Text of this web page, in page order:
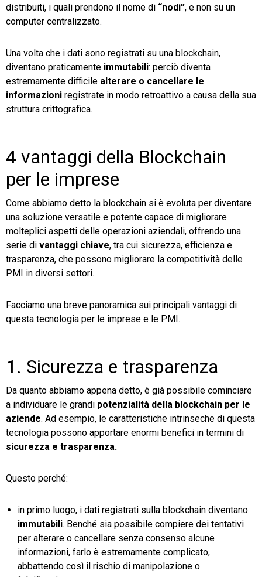
distribuiti, i quali prendono il nome di “nodi”, e non su un
computer centralizzato.
Una volta che i dati sono registrati su una blockchain,
diventano praticamente immutabili: perciò diventa
estremamente difficile alterare o cancellare le
informazioni registrate in modo retroattivo a causa della sua
struttura crittografica.
4 vantaggi della Blockchain
per le imprese
Come abbiamo detto la blockchain si è evoluta per diventare
una soluzione versatile e potente capace di migliorare
molteplici aspetti delle operazioni aziendali, offrendo una
serie di vantaggi chiave, tra cui sicurezza, efficienza e
trasparenza, che possono migliorare la competitività delle
PMI in diversi settori.
Facciamo una breve panoramica sui principali vantaggi di
questa tecnologia per le imprese e le PMI.
1. Sicurezza e trasparenza
Da quanto abbiamo appena detto, è già possibile cominciare
a individuare le grandi potenzialità della blockchain per le
aziende. Ad esempio, le caratteristiche intrinseche di questa
tecnologia possono apportare enormi benefici in termini di
sicurezza e trasparenza.
Questo perché:
in primo luogo, i dati registrati sulla blockchain diventano
immutabili. Benché sia possibile compiere dei tentativi
per alterare o cancellare senza consenso alcune
informazioni, farlo è estremamente complicato,
abbattendo così il rischio di manipolazione o